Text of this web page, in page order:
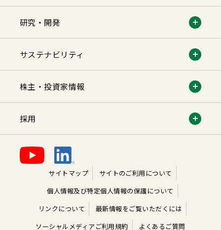
研究・開発
サステナビリティ
株主・投資家情報
採用
サイトマップ
サイトのご利用について
個人情報及び特定個人情報の保護について
リンクについて
最新情報をご覧いただくには
ソーシャルメディアご利用規約
よくあるご質問